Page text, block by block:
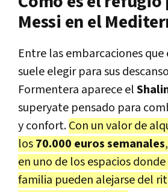
Messi en el
Entre las embarcaciones
suele elegir para sus
Formentera aparece el
superyate pensado para
y confort.Con un valor de
los70.000 euros semanales
en uno de los espacios donde
familia pueden alejarse del